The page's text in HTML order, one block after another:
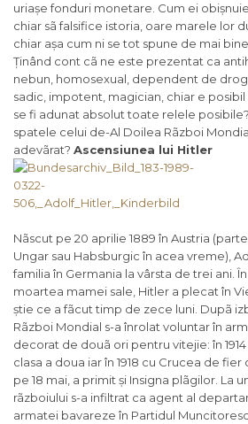
uriașe fonduri monetare. Cum ei
chiar sã falsifice istoria, oare marele lor
chiar așa cum ni se tot spune de mai
Ținând cont cã ne este prezentat ca
nebun, homosexual, dependent de
sadic, impotent, magician, chiar e posibil
se fi adunat absolut toate relele
spatele celui de-Al Doilea Rãzboi
adevãrat? Ascensiunea lui Hitler
Nãscut pe 20 aprilie 1889 în Austria
Ungar sau Habsburgic în acea vreme),
familia în Germania la vârsta de trei ani.
moartea mamei sale, Hitler a plecat în
știe ce a fãcut timp de zece luni. Dupã
Rãzboi Mondial s-a înrolat voluntar în
decorat de douã ori pentru vitejie: în
clasa a doua iar în 1918 cu Crucea de fier
pe 18 mai, a primit și Insigna plãgilor. La
rãzboiului s-a infiltrat ca agent al
armatei bavareze în Partidul